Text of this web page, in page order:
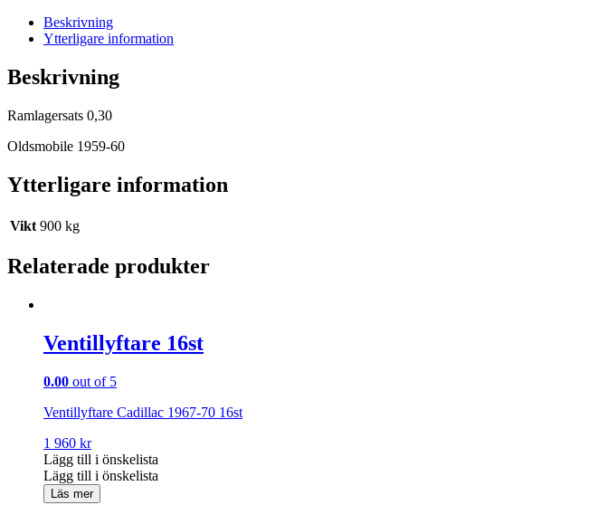
Beskrivning
Ytterligare information
Beskrivning
Ramlagersats 0,30
Oldsmobile 1959-60
Ytterligare information
Vikt 900 kg
Relaterade produkter
Ventillyftare 16st
0.00 out of 5
Ventillyftare Cadillac 1967-70 16st
1 960 kr
Lägg till i önskelista
Lägg till i önskelista
Läs mer